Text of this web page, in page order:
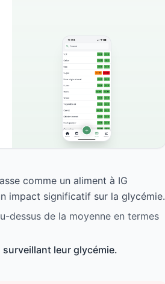
comme un aliment à IG
impact significatif sur la glycémie.
dessus de la moyenne en termes
leur glycémie.